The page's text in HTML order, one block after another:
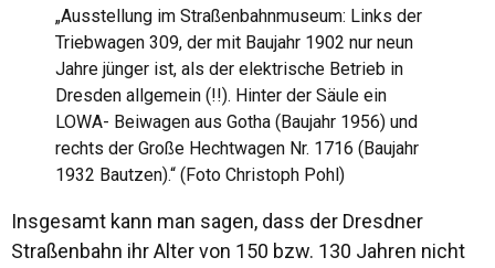
„Ausstellung im Straßenbahnmuseum: Links der
Triebwagen 309, der mit Baujahr 1902 nur neun
Jahre jünger ist, als der elektrische Betrieb in
Dresden allgemein (!!). Hinter der Säule ein
LOWA- Beiwagen aus Gotha (Baujahr 1956) und
rechts der Große Hechtwagen Nr. 1716 (Baujahr
1932 Bautzen).“ (Foto Christoph Pohl)
Insgesamt kann man sagen, dass der Dresdner
Straßenbahn ihr Alter von 150 bzw. 130 Jahren nicht